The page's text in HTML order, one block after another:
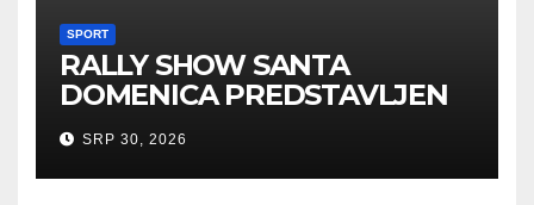
SPORT
RALLY SHOW SANTA
DOMENICA PREDSTAVLJEN
U AUSTRIJI
SRP 30, 2026